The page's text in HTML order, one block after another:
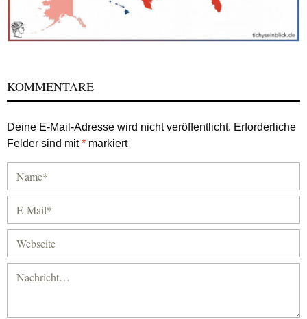
KOMMENTARE
Deine E-Mail-Adresse wird nicht veröffentlicht. Erforderliche
Felder sind mit* markiert